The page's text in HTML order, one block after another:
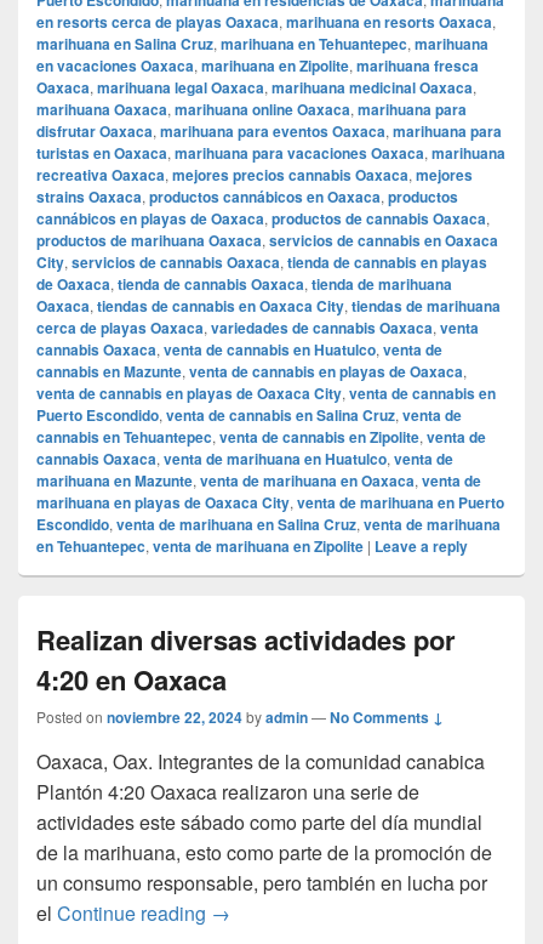
en resorts cerca de playas Oaxaca, marihuana en resorts Oaxaca,
marihuana en Salina Cruz, marihuana en Tehuantepec, marihuana
en vacaciones Oaxaca, marihuana en Zipolite, marihuana fresca
Oaxaca, marihuana legal Oaxaca, marihuana medicinal Oaxaca,
marihuana Oaxaca, marihuana online Oaxaca, marihuana para
disfrutar Oaxaca, marihuana para eventos Oaxaca, marihuana para
turistas en Oaxaca, marihuana para vacaciones Oaxaca, marihuana
recreativa Oaxaca, mejores precios cannabis Oaxaca, mejores
strains Oaxaca, productos cannábicos en Oaxaca, productos
cannábicos en playas de Oaxaca, productos de cannabis Oaxaca,
productos de marihuana Oaxaca, servicios de cannabis en Oaxaca
City, servicios de cannabis Oaxaca, tienda de cannabis en playas
de Oaxaca, tienda de cannabis Oaxaca, tienda de marihuana
Oaxaca, tiendas de cannabis en Oaxaca City, tiendas de marihuana
cerca de playas Oaxaca, variedades de cannabis Oaxaca, venta
cannabis Oaxaca, venta de cannabis en Huatulco, venta de
cannabis en Mazunte, venta de cannabis en playas de Oaxaca,
venta de cannabis en playas de Oaxaca City, venta de cannabis en
Puerto Escondido, venta de cannabis en Salina Cruz, venta de
cannabis en Tehuantepec, venta de cannabis en Zipolite, venta de
cannabis Oaxaca, venta de marihuana en Huatulco, venta de
marihuana en Mazunte, venta de marihuana en Oaxaca, venta de
marihuana en playas de Oaxaca City, venta de marihuana en Puerto
Escondido, venta de marihuana en Salina Cruz, venta de marihuana
en Tehuantepec, venta de marihuana en Zipolite | Leave a reply
Realizan diversas actividades por
4:20 en Oaxaca
Posted on noviembre 22, 2024byadmin—No Comments ↓
Oaxaca, Oax. Integrantes de la comunidad canabica
Plantón 4:20 Oaxaca realizaron una serie de
actividades este sábado como parte del día mundial
de la marihuana, esto como parte de la promoción de
un consumo responsable, pero también en lucha por
el Continue reading Realizan diversas actividades por
→